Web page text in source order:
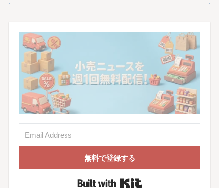
無料で登録する
Built with Kit